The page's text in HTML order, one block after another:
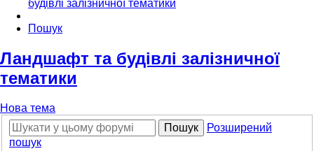
будівлі залізничної тематики
Пошук
Ландшафт та будівлі залізничної
тематики
Нова тема
Пошук
Розширений
пошук